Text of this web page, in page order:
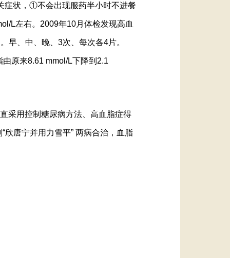
症状，①不会出现服药半小时不进餐
L左右。2009年10月体检发现高血
早、中、晚、3次、每次各4片。
原来8.61 mmol/L下降到2.1
采用控制糖尿病方法、高血脂症得
唐宁并用力雪平” 两病合治，血脂